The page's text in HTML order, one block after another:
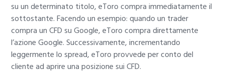
su un determinato titolo, eToro compra immediatamente il
sottostante. Facendo un esempio: quando un trader
compra un CFD su Google, eToro compra direttamente
l’azione Google. Successivamente, incrementando
leggermente lo spread, eToro provvede per conto del
cliente ad aprire una posizione sui CFD.